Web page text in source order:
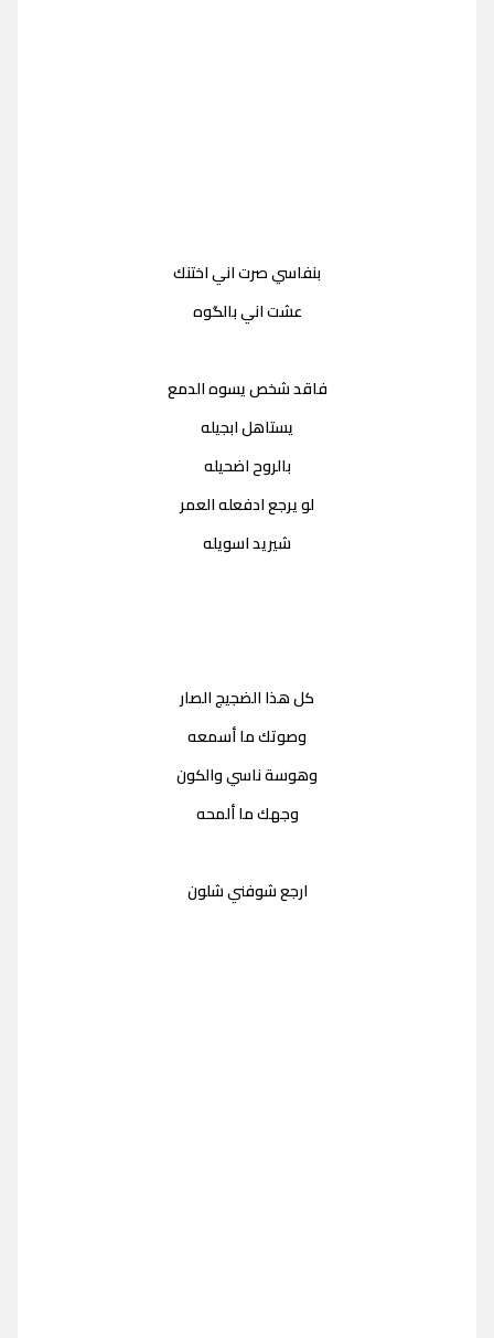
بنفاسي صرت اني اختنك
عشت اني بالگوه
فاقد شخص يسوه الدمع
يستاهل ابجيله
بالروح اضحيله
لو يرجع ادفعله العمر
شيريد اسويله
كل هذا الضجيج الصار
وصوتك ما أسمعه
وهوسة ناسي والكون
وجهك ما ألمحه
ارجع شوفني شلون